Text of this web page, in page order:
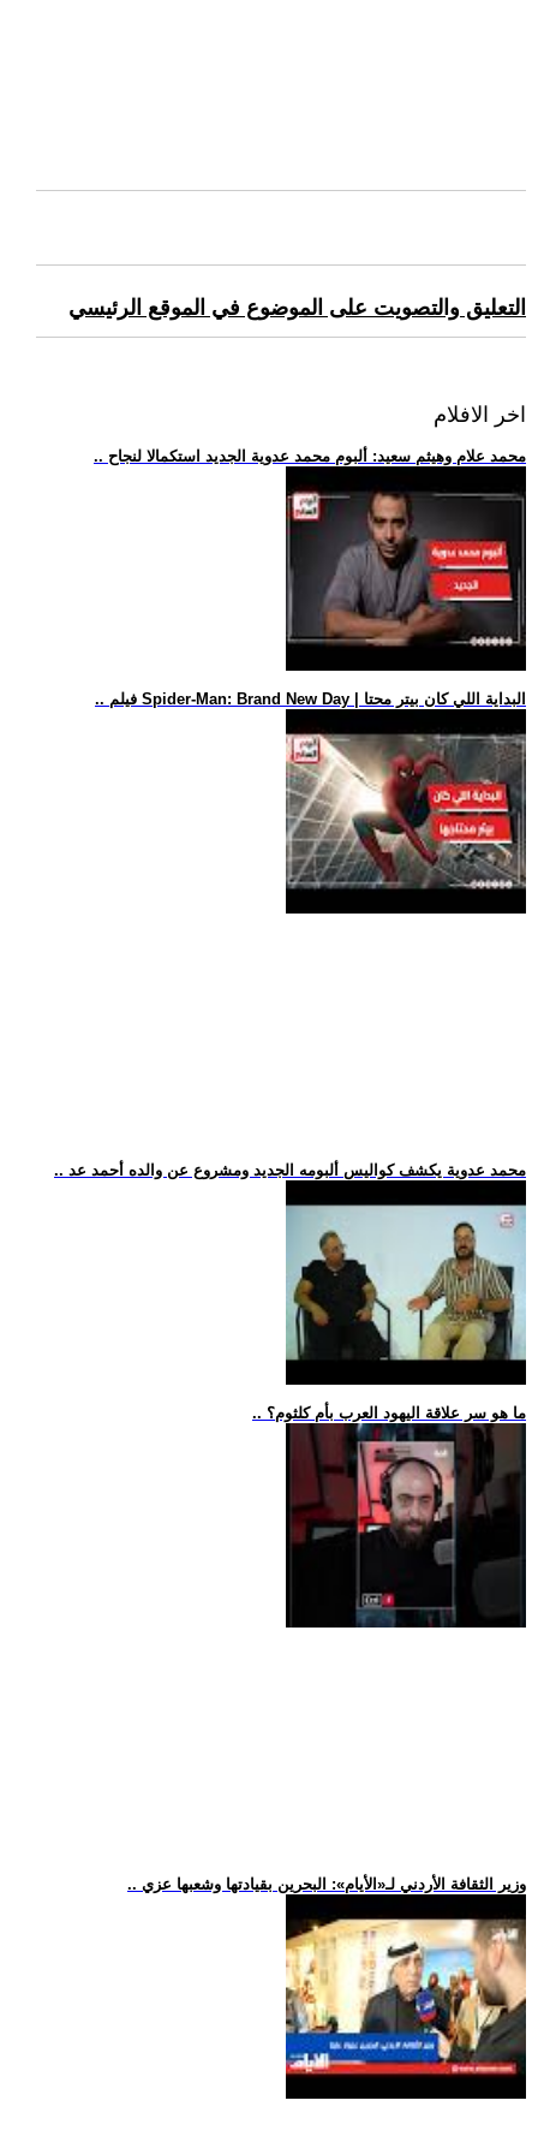
التعليق والتصويت على الموضوع في الموقع الرئيسي
اخر الافلام
.. محمد علام وهيثم سعيد: ألبوم محمد عدوية الجديد استكمالا لنجاح
.. فيلم Spider-Man: Brand New Day | البداية اللي كان بيتر محتا
.. محمد عدوية يكشف كواليس ألبومه الجديد ومشروع عن والده أحمد عد
.. ما هو سر علاقة اليهود العرب بأم كلثوم؟
.. وزير الثقافة الأردني لـ«الأيام»: البحرين بقيادتها وشعبها عزي